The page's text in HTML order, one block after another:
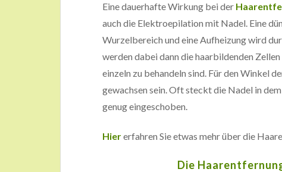
Eine dauerhafte Wirkung bei der
auch die Elektroepilation mit Nadel. Eine
Wurzelbereich und eine Aufheizung wird
werden dabei dann die haarbildenden
einzeln zu behandeln sind. Für den Winkel
gewachsen sein. Oft steckt die Nadel in
genug eingeschoben.
Hiererfahren Sie etwas mehr über die
Die